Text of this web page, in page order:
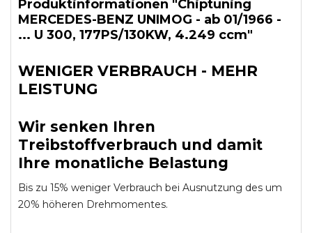
Produktinformationen "Chiptuning
MERCEDES-BENZ UNIMOG - ab 01/1966 -
... U 300, 177PS/130KW, 4.249 ccm"
WENIGER VERBRAUCH - MEHR
LEISTUNG
Wir senken Ihren
Treibstoffverbrauch und damit
Ihre monatliche Belastung
Bis zu 15% weniger Verbrauch bei Ausnutzung des um
20% höheren Drehmomentes.